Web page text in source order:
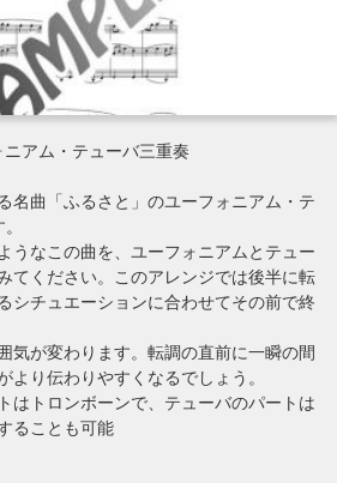
ニアム・テューバ三重奏
名曲「ふるさと」のユーフォニアム・テ
うなこの曲を、ユーフォニアムとテュー
てください。このアレンジでは後半に転
シチュエーションに合わせてその前で終
気が変わります。転調の直前に一瞬の間
より伝わりやすくなるでしょう。
はトロンボーンで、テューバのパートは
ることも可能